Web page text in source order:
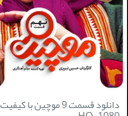
دانلود قسمت 9 موچین با کیفیت